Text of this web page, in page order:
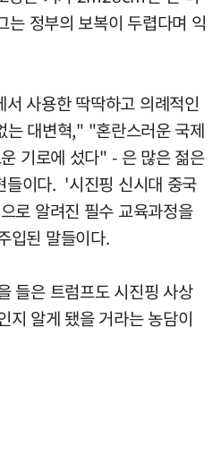
는 정부의 보복이 두렵다며 익
사용한 딱딱하고 의례적인
는 대변혁," "혼란스러운 국제
기로에 섰다" - 은 많은 젊은
들이다. '시진핑 신시대 중국
로 알려진 필수 교육과정을
입된 말들이다.
들은 트럼프도 시진핑 사상
지 알게 됐을 거라는 농담이